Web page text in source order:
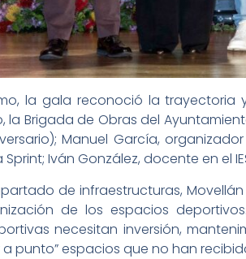
la gala reconoció la
la Brigada de Obras del
Manuel García,
Sprint; Iván González, docente en el
de infraestructuras,
de los espacios
necesitan inversión,
a punto” espacios que no han